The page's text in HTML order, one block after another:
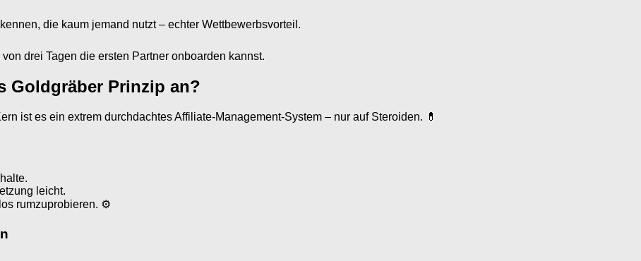
die kaum jemand nutzt – echter Wettbewerbsvorteil.
drei Tagen die ersten Partner onboarden kannst.
Goldgräber Prinzip an?
ist es ein extrem durchdachtes Affiliate-Management-System – nur auf Steroiden. 💊
leicht.
rumzuprobieren. ⚙